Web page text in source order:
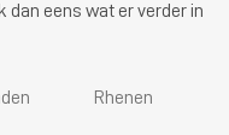
dan eens wat er verder in
Rhenen